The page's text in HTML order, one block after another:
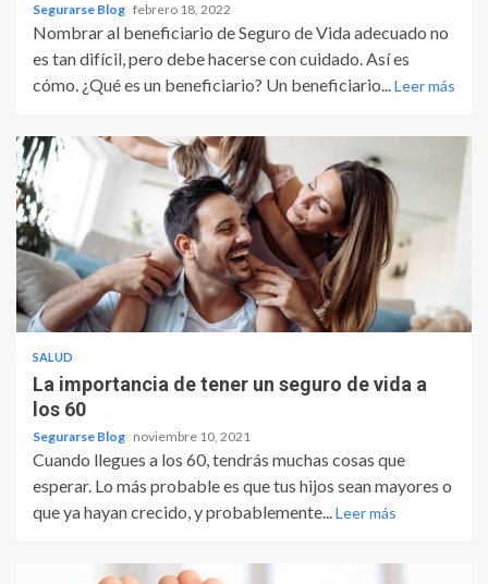
Segurarse Blog febrero 18, 2022
Nombrar al beneficiario de Seguro de Vida adecuado no
es tan difícil, pero debe hacerse con cuidado. Así es
cómo. ¿Qué es un beneficiario? Un beneficiario...Leer más
SALUD
La importancia de tener un seguro de vida a
los 60
Segurarse Blog noviembre 10, 2021
Cuando llegues a los 60, tendrás muchas cosas que
esperar. Lo más probable es que tus hijos sean mayores o
que ya hayan crecido, y probablemente...Leer más